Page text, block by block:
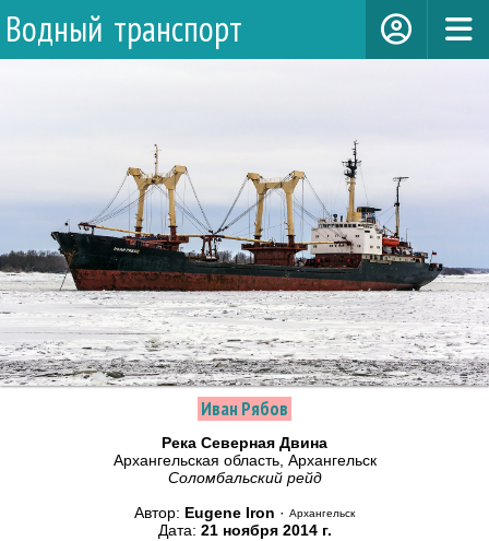
Водный транспорт
Иван Рябов
Река Северная Двина
Архангельская область, Архангельск
Соломбальский рейд
Автор: Eugene Iron · Архангельск
Дата: 21 ноября 2014 г.